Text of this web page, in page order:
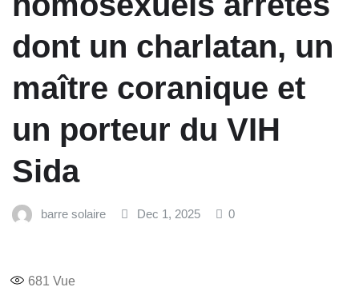
dont un charlatan, un
maître coranique et
un porteur du VIH
Sida
barre solaire Dec 1, 2025 0
681 Vue